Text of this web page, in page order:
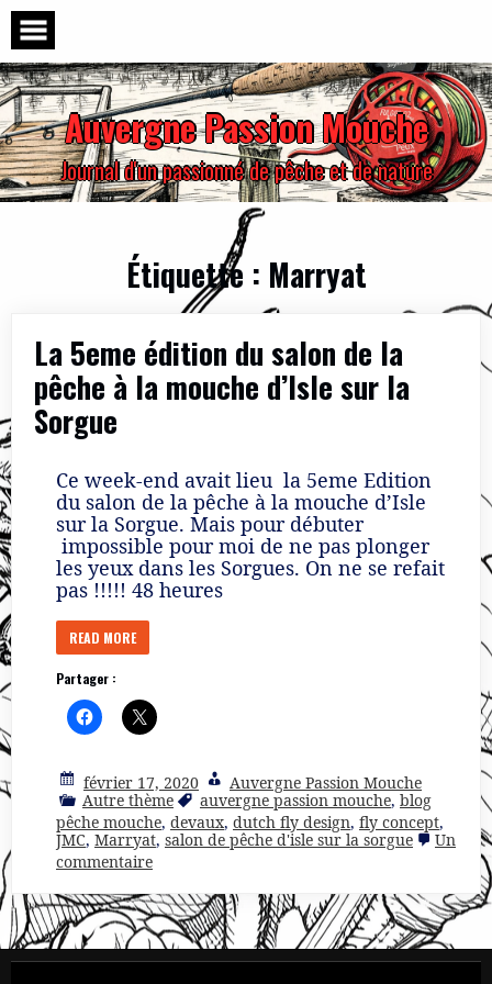
Skip
content
Auvergne Passion Mouche
Journal d'un passionné de pêche et de nature
Étiquette : Marryat
La 5eme édition du salon de la
pêche à la mouche d’Isle sur la
Sorgue
Ce week-end avait lieu la 5eme Edition
du salon de la pêche à la mouche d’Isle
sur la Sorgue. Mais pour débuter
impossible pour moi de ne pas plonger
les yeux dans les Sorgues. On ne se refait
pas !!!!! 48 heures
READ MORE
Partager :
février 17, 2020
Auvergne Passion Mouche
Autre thème
auvergne passion mouche, blog
pêche mouche, devaux, dutch fly design, fly concept,
JMC, Marryat, salon de pêche d'isle sur la sorgue
Un
commentairesur
5eme
édition
du
salon
de